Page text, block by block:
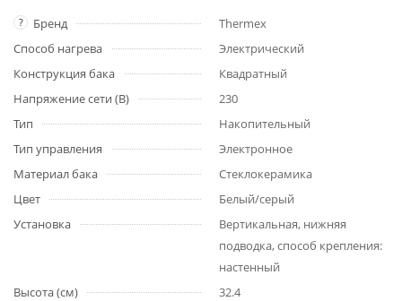
? Бренд
Thermex
Способ нагрева
Электрический
Конструкция бака
Квадратный
Напряжение сети (В)
230
Тип
Накопительный
Тип управления
Электронное
Материал бака
Стеклокерамика
Цвет
Белый/серый
Установка
Вертикальная, нижняя
подводка, способ крепления:
настенный
Высота (см)
32.4